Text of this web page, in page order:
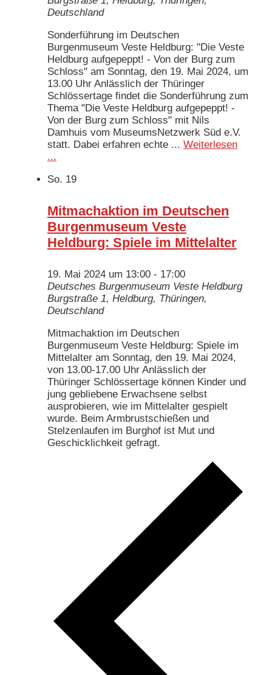
Deutschland
Sonderführung im Deutschen
Burgenmuseum Veste Heldburg: "Die Veste
Heldburg aufgepeppt! - Von der Burg zum
Schloss" am Sonntag, den 19. Mai 2024, um
13.00 Uhr Anlässlich der Thüringer
Schlössertage findet die Sonderführung zum
Thema "Die Veste Heldburg aufgepeppt! -
Von der Burg zum Schloss" mit Nils
Damhuis vom MuseumsNetzwerk Süd e.V.
statt. Dabei erfahren echte ... Weiterlesen
...
So. 19
Mitmachaktion im Deutschen
Burgenmuseum Veste
Heldburg: Spiele im Mittelalter
19. Mai 2024 um 13:00 - 17:00
Deutsches Burgenmuseum Veste Heldburg
Burgstraße 1, Heldburg, Thüringen,
Deutschland
Mitmachaktion im Deutschen
Burgenmuseum Veste Heldburg: Spiele im
Mittelalter am Sonntag, den 19. Mai 2024,
von 13.00-17.00 Uhr Anlässlich der
Thüringer Schlössertage können Kinder und
jung gebliebene Erwachsene selbst
ausprobieren, wie im Mittelalter gespielt
wurde. Beim Armbrustschießen und
Stelzenlaufen im Burghof ist Mut und
Geschicklichkeit gefragt.